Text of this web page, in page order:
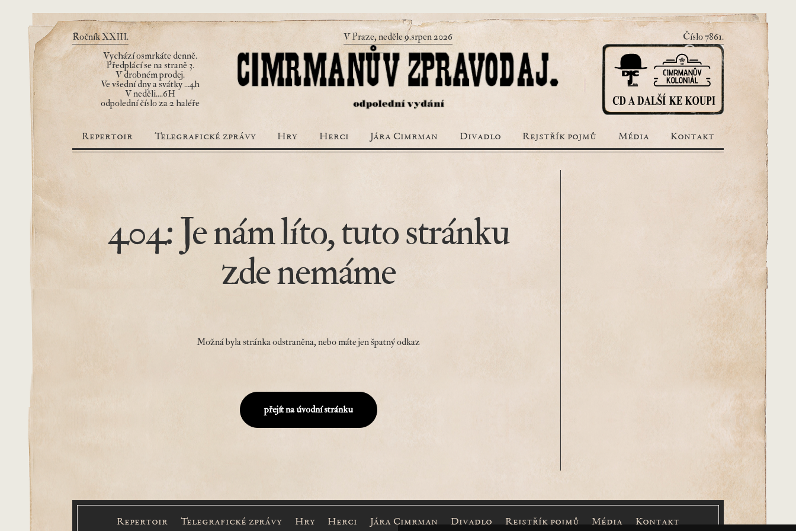
Ročník XXIII. V Praze, neděle 9.srpen 2026
Číslo 7861.
Vychází osmrkáte denně.
Předplácí se na straně 3.
V drobném prodej.
Ve všední dny a svátky ...4h
V neděli....6H
odpolední číslo za 2 haléře
Repertoir Telegrafické zprávy Hry Herci Jára Cimrman Divadlo Rejstřík pojmů Média Kontakt
404: Je nám líto, tuto stránku
zde nemáme
Možná byla stránka odstraněna, nebo máte jen špatný odkaz
přejít na úvodní stránku
Repertoir Telegrafické zprávy Hry Herci Jára Cimrman Divadlo Rejstřík pojmů Média Kontakt